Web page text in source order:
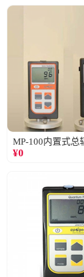
MP-100内置式总
¥0